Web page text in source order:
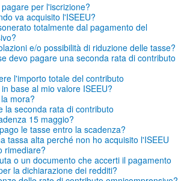
per l'iscrizione?
va acquisito l'ISEEU?
totalmente dal pagamento del
e/o possibilità di riduzione delle tasse?
devo pagare una seconda rata di contributo
l'importo totale del contributo
base al mio valore ISEEU?
mora?
la seconda rata di contributo
15 maggio?
le tasse entro la scadenza?
tassa alta perché non ho acquisito l'ISEEU
rimediare?
o un documento che accerti il pagamento
la dichiarazione dei redditi?